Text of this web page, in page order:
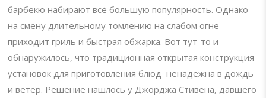
барбекю набирают всё большую популярность. Однако
на смену длительному томлению на слабом огне
приходит гриль и быстрая обжарка. Вот тут-то и
обнаружилось, что традиционная открытая конструкция
установок для приготовления блюд ненадёжна в дождь
и ветер. Решение нашлось у Джорджа Стивена, давшего